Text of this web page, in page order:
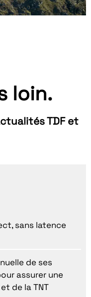
loin.
TDF et
sans latence
de ses
assurer une
de la TNT